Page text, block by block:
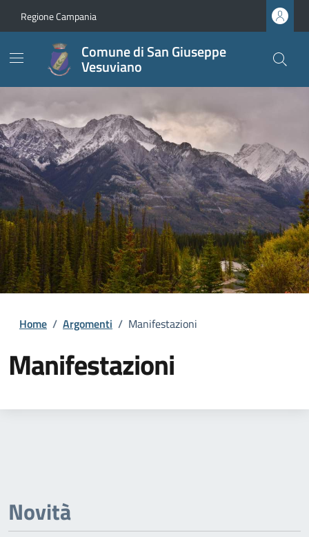
Regione Campania
Comune di San Giuseppe
Vesuviano
Home / Argomenti / Manifestazioni
Manifestazioni
Dettagli della notizia
Novità